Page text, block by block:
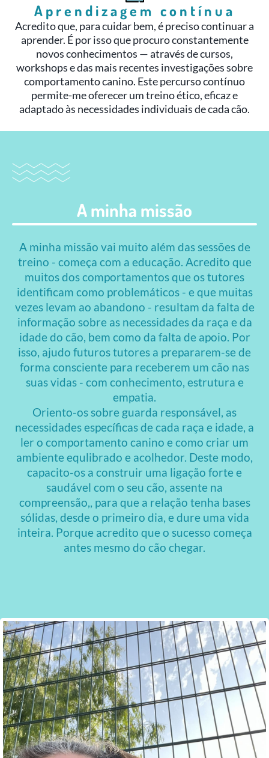
Aprendizagem contínua
Acredito que, para cuidar bem, é preciso continuar a
aprender. É por isso que procuro constantemente
novos conhecimentos — através de cursos,
workshops e das mais recentes investigações sobre
comportamento canino. Este percurso contínuo
permite-me oferecer um treino ético, eficaz e
adaptado às necessidades individuais de cada cão.
A minha missão
A minha missão vai muito além das sessões de
treino - começa com a educação. Acredito que
muitos dos comportamentos que os tutores
identificam como problemáticos - e que muitas
vezes levam ao abandono - resultam da falta de
informação sobre as necessidades da raça e da
idade do cão, bem como da falta de apoio. Por
isso, ajudo futuros tutores a prepararem-se de
forma consciente para receberem um cão nas
suas vidas - com conhecimento, estrutura e
empatia.
Oriento-os sobre guarda responsável, as
necessidades específicas de cada raça e idade, a
ler o comportamento canino e como criar um
ambiente equlibrado e acolhedor. Deste modo,
capacito-os a construir uma ligação forte e
saudável com o seu cão, assente na
compreensão,, para que a relação tenha bases
sólidas, desde o primeiro dia, e dure uma vida
inteira. Porque acredito que o sucesso começa
antes mesmo do cão chegar.